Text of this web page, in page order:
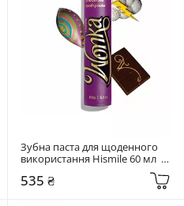
Зубна паста для щоденного
використання Hismile 60 мл
Wonka Chocolate Toothpaste
535 ₴